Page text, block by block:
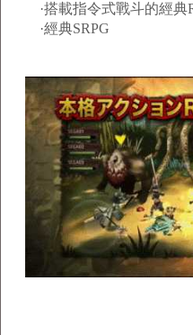
·搭載指令式戰斗的經典
·經典SRPG